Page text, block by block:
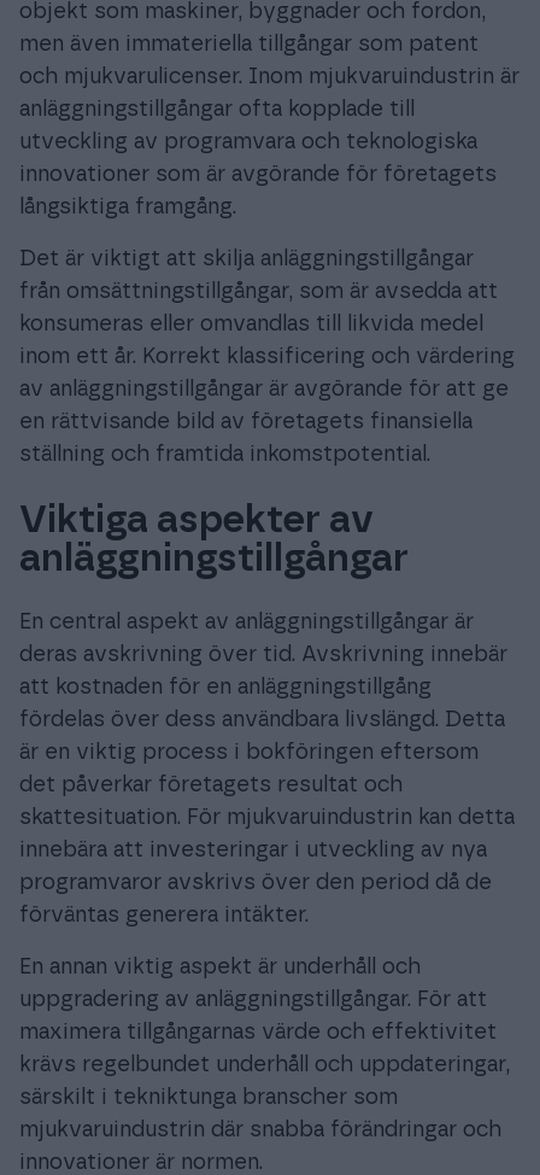
objekt som maskiner, byggnader och fordon,
men även immateriella tillgångar som patent
och mjukvarulicenser. Inom mjukvaruindustrin är
anläggningstillgångar ofta kopplade till
utveckling av programvara och teknologiska
innovationer som är avgörande för företagets
långsiktiga framgång.
Det är viktigt att skilja anläggningstillgångar
från omsättningstillgångar, som är avsedda att
konsumeras eller omvandlas till likvida medel
inom ett år. Korrekt klassificering och värdering
av anläggningstillgångar är avgörande för att ge
en rättvisande bild av företagets finansiella
ställning och framtida inkomstpotential.
Viktiga aspekter av
anläggningstillgångar
En central aspekt av anläggningstillgångar är
deras avskrivning över tid. Avskrivning innebär
att kostnaden för en anläggningstillgång
fördelas över dess användbara livslängd. Detta
är en viktig process i bokföringen eftersom
det påverkar företagets resultat och
skattesituation. För mjukvaruindustrin kan detta
innebära att investeringar i utveckling av nya
programvaror avskrivs över den period då de
förväntas generera intäkter.
En annan viktig aspekt är underhåll och
uppgradering av anläggningstillgångar. För att
maximera tillgångarnas värde och effektivitet
krävs regelbundet underhåll och uppdateringar,
särskilt i tekniktunga branscher som
mjukvaruindustrin där snabba förändringar och
innovationer är normen.